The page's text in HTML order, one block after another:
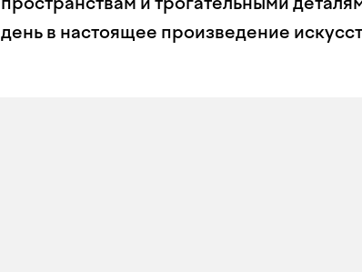
день в настоящее произведение